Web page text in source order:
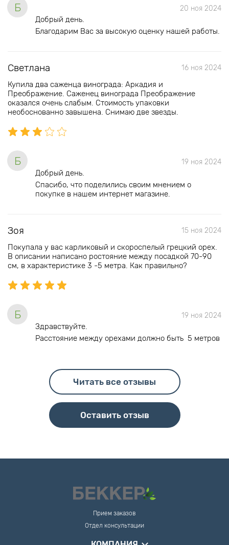
Б 20 ноя 2024
Добрый день.
Благодарим Вас за высокую оценку нашей работы.
Светлана 16 ноя 2024
Купила два саженца винограда: Аркадия и
Преображение. Саженец винограда Преображение
оказался очень слабым. Стоимость упаковки
необоснованно завышена. Снимаю две звезды.
Б 19 ноя 2024
Добрый день.
Спасибо, что поделились своим мнением о
покупке в нашем интернет магазине.
Зоя 15 ноя 2024
Покупала у вас карликовый и скороспелый грецкий орех.
В описании написано ростояние между посадкой 70-90
см, в характеристике 3 -5 метра. Как правильно?
Б 19 ноя 2024
Здравствуйте.
Расстояние между орехами должно быть 5 метров
Читать все отзывы
Оставить отзыв
Прием заказов
Отдел консультации